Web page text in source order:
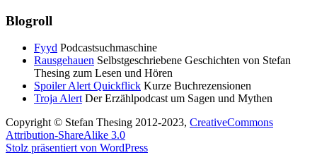
Blogroll
Fyyd Podcastsuchmaschine
Rausgehauen Selbstgeschriebene Geschichten von Stefan
Thesing zum Lesen und Hören
Spoiler Alert Quickflick Kurze Buchrezensionen
Troja Alert Der Erzählpodcast um Sagen und Mythen
Copyright © Stefan Thesing 2012-2023, CreativeCommons
Attribution-ShareAlike 3.0
Stolz präsentiert von WordPress